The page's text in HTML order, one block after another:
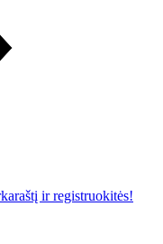
ir registruokitės!